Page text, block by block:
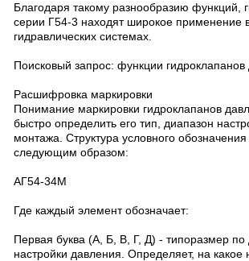
Благодаря такому разнообразию функций,
серии Г54-3 находят широкое применение
гидравлических системах.
Поисковый запрос: функции гидроклапанов
Расшифровка маркировки
Понимание маркировки гидроклапанов
быстро определить его тип, диапазон
монтажа. Структура условного
следующим образом:
АГ54-34М
Где каждый элемент обозначает:
Первая буква (А, Б, В, Г, Д) - типоразмер по
настройки давления. Определяет, на